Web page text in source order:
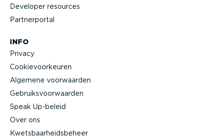
Developer resources
Partner­portal
INFO
Privacy
Cookie­voor­keuren
Algemene voorwaarden
Gebruiks­voor­waarden
Speak Up-beleid
Over ons
Kwets­baar­heids­beheer